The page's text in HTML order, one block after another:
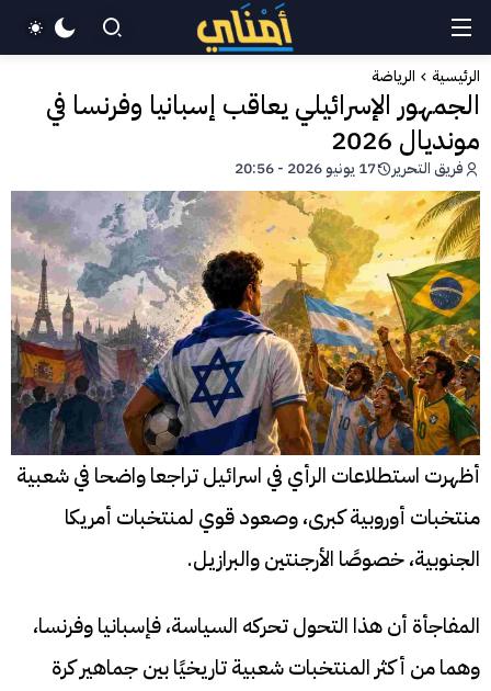
الرئيسية الرياضة
الجمهور الإسرائيلي يعاقب إسبانيا وفرنسا في
مونديال 2026
فريق التحرير 17 يونيو 2026 - 20:56
أظهرت استطلاعات الرأي في اسرائيل تراجعا واضحا في شعبية
منتخبات أوروبية كبرى، وصعود قوي لمنتخبات أمريكا
الجنوبية، خصوصًا الأرجنتين والبرازيل.
المفاجأة أن هذا التحول تحركه السياسة، فإسبانيا وفرنسا،
وهما من أكثر المنتخبات شعبية تاريخيًا بين جماهير كرة